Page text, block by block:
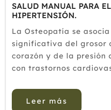
SALUD MANUAL PARA
HIPERTENSIÓN.
La Osteopatía se
significativa del grosor
corazón y de la presión
con trastornos
la conclusión de un
manipulación
Leer más